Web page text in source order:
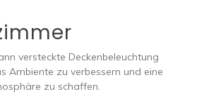
versteckte Deckenbeleuchtung
Ambiente zu verbessern und eine
zu schaffen.